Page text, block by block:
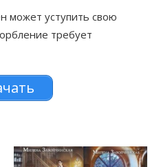
может уступить свою
требует